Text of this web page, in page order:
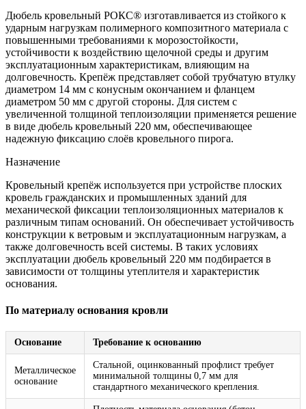
Дюбель кровельный РОКС® изготавливается из стойкого к
ударным нагрузкам полимерного композитного материала с
повышенными требованиями к морозостойкости,
устойчивости к воздействию щелочной среды и другим
эксплуатационным характеристикам, влияющим на
долговечность. Крепёж представляет собой трубчатую втулку
диаметром 14 мм с конусным окончанием и фланцем
диаметром 50 мм с другой стороны. Для систем с
увеличенной толщиной теплоизоляции применяется решение
в виде дюбель кровельный 220 мм, обеспечивающее
надежную фиксацию слоёв кровельного пирога.
Назначение
Кровельный крепёж используется при устройстве плоских
кровель гражданских и промышленных зданий для
механической фиксации теплоизоляционных материалов к
различным типам оснований. Он обеспечивает устойчивость
конструкции к ветровым и эксплуатационным нагрузкам, а
также долговечность всей системы. В таких условиях
эксплуатации дюбель кровельный 220 мм подбирается в
зависимости от толщины утеплителя и характеристик
основания.
По материалу основания кровли
Основание Требование к основанию
Металлическое
основание
Стальной, оцинкованный профлист требует
минимальной толщины 0,7 мм для
стандартного механического крепления.